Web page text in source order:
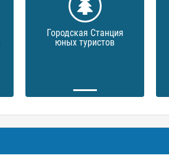
Городская Станция
юных туристов